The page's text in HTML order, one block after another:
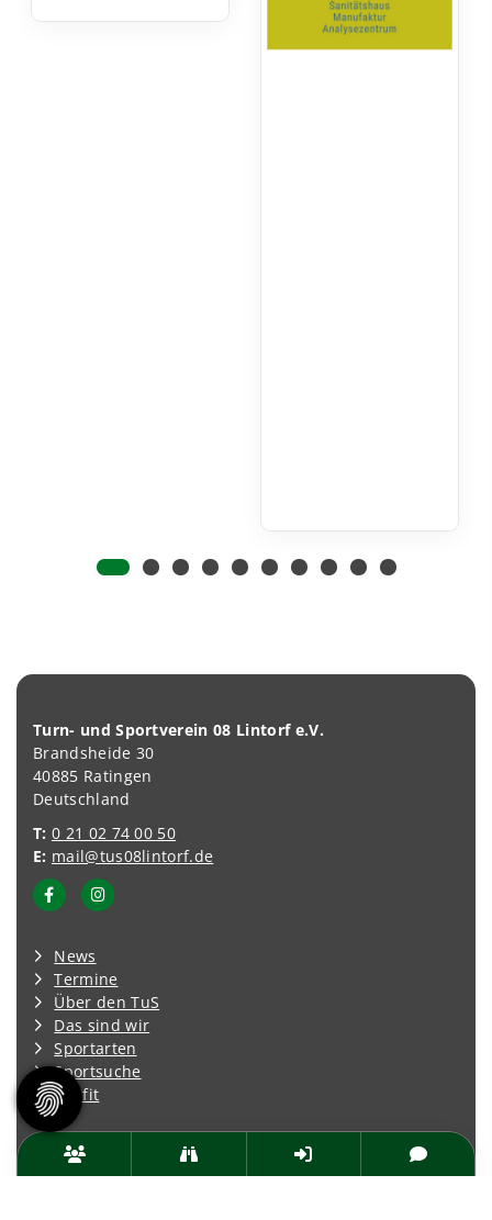
Turn- und Sportverein 08 Lintorf e.V.
Brandsheide 30
40885 Ratingen
Deutschland
T: 0 21 02 74 00 50
E: mail@tus08lintorf.de
News
Termine
Über den TuS
Das sind wir
Sportarten
Sportsuche
TuSfit